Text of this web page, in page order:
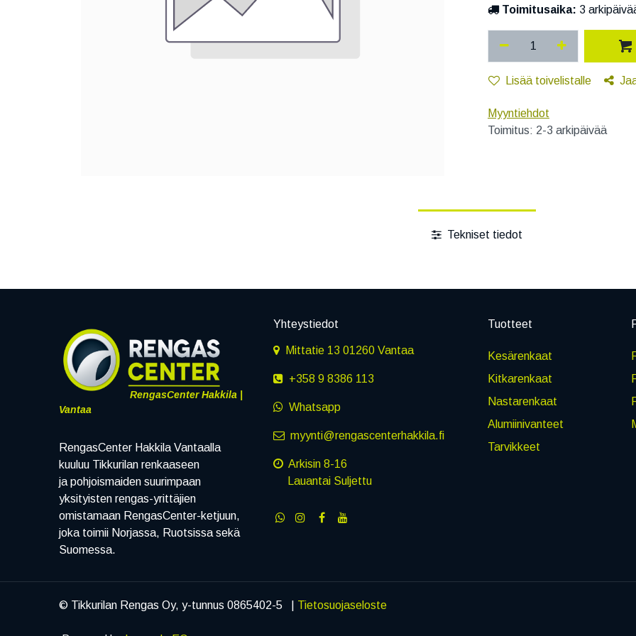
Toimitusaika: 3
Lisää toivelistalle
Myyntiehdot
Toimitus: 2-3 arkipäivää
Tekniset tiedot
RengasCenter Hakkila |
Vantaa
RengasCenter Hakkila Vantaalla
kuuluu Tikkurilan renkaaseen
ja pohjoismaiden suurimpaan
yksityisten rengas-yrittäjien
omistamaan RengasCenter-ketjuun,
joka toimii Norjassa, Ruotsissa sekä
Suomessa.
Yhteystiedot
Mittatie 13 01260 Vantaa
+358 9 8386 113
Whatsapp
myynti@rengascenterhakkila.fi
Arkisin 8-16
Lauantai Suljettu
Tuotteet
Kesärenkaat
Kitkarenkaat
Nastarenkaat
Alumiinivanteet
Tarvikkeet
© Tikkurilan Rengas Oy, y-tunnus 0865402-5 | Tietosuojaseloste